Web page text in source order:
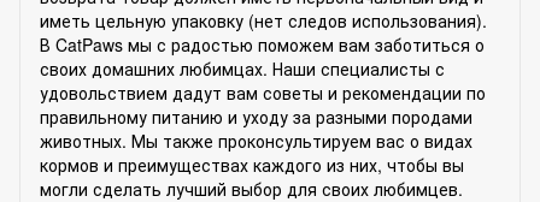
иметь цельную упаковку (нет следов использования).
В CatPaws мы с радостью поможем вам заботиться о
своих домашних любимцах. Наши специалисты с
удовольствием дадут вам советы и рекомендации по
правильному питанию и уходу за разными породами
животных. Мы также проконсультируем вас о видах
кормов и преимуществах каждого из них, чтобы вы
могли сделать лучший выбор для своих любимцев.